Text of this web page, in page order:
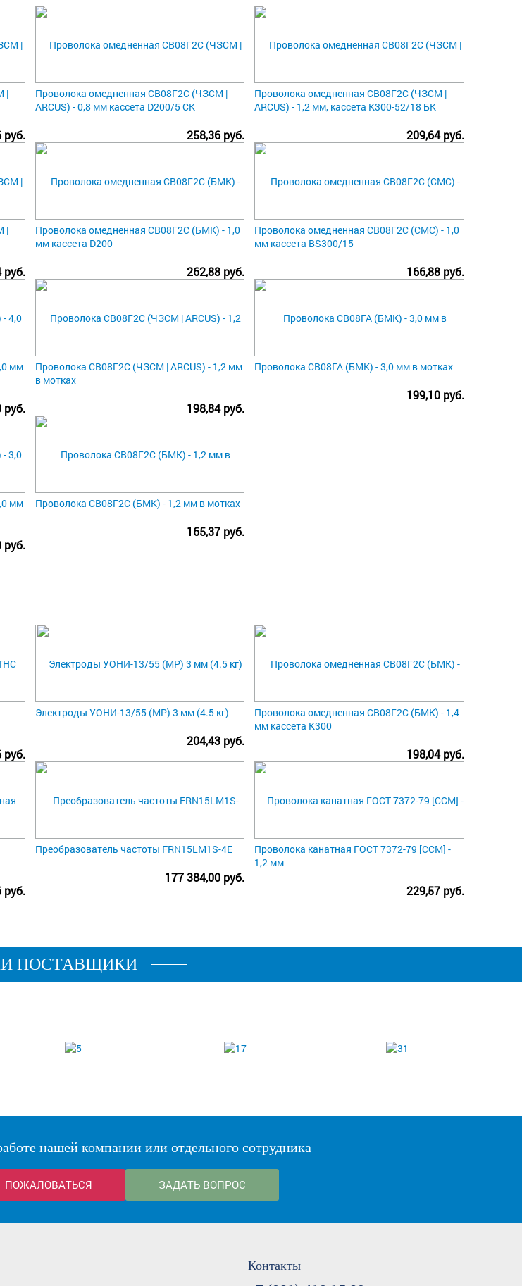
|
руб.
Проволока омедненная СВ08Г2С (ЧЗСМ |
ARCUS) - 0,8 мм кассета D200/5 СК
258,36 руб.
Проволока омедненная СВ08Г2С (ЧЗСМ |
ARCUS) - 1,2 мм, кассета К300-52/18 БК
209,64 руб.
|
руб.
Проволока омедненная СВ08Г2С (БМК) - 1,0
мм кассета D200
262,88 руб.
Проволока омедненная СВ08Г2С (СМС) - 1,0
мм кассета BS300/15
166,88 руб.
мм
руб.
Проволока СВ08Г2С (ЧЗСМ | ARCUS) - 1,2 мм
в мотках
198,84 руб.
Проволока СВ08ГА (БМК) - 3,0 мм в мотках
199,10 руб.
мм
руб.
Проволока СВ08Г2С (БМК) - 1,2 мм в мотках
165,37 руб.
руб.
Электроды УОНИ-13/55 (МР) 3 мм (4.5 кг)
204,43 руб.
Проволока омедненная СВ08Г2С (БМК) - 1,4
мм кассета К300
198,04 руб.
руб.
Преобразователь частоты FRN15LM1S-4E
177 384,00 руб.
Проволока канатная ГОСТ 7372-79 [ССМ] -
1,2 мм
229,57 руб.
ПОСТАВЩИКИ
нашей компании или отдельного сотрудника
ПОЖАЛОВАТЬСЯ ЗАДАТЬ ВОПРОС
Контакты